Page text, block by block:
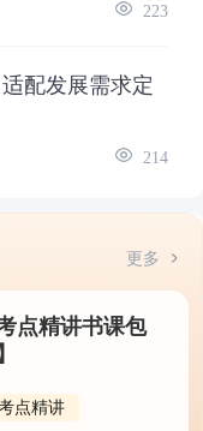
223
配发展需求定
214
更多
点精讲书课包
点精讲